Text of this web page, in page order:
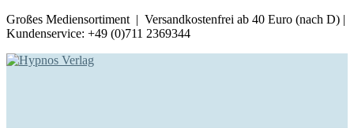
Großes Mediensortiment | Versandkostenfrei ab 40 Euro (nach D) |
Kundenservice: +49 (0)711 2369344